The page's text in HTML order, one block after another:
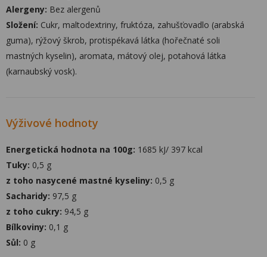
Alergeny: Bez alergenů
Složení: Cukr, maltodextriny, fruktóza, zahušťovadlo (arabská
guma), rýžový škrob, protispékavá látka (hořečnaté soli
mastných kyselin), aromata, mátový olej, potahová látka
(karnaubský vosk).
Výživové hodnoty
Energetická hodnota na 100g: 1685 kJ/ 397 kcal
Tuky: 0,5 g
z toho nasycené mastné kyseliny: 0,5 g
Sacharidy: 97,5 g
z toho cukry: 94,5 g
Bílkoviny: 0,1 g
Sůl: 0 g